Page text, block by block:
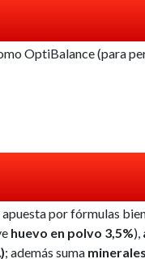
OptiBalance (para
por fórmulas
huevo en polvo 3,5%),
; además suma